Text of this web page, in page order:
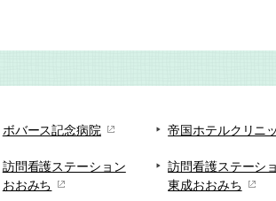
ボバース記念病院 帝国ホテルクリニ
訪問看護ステーション
おおみち
訪問看護ステーシ
東成おおみち